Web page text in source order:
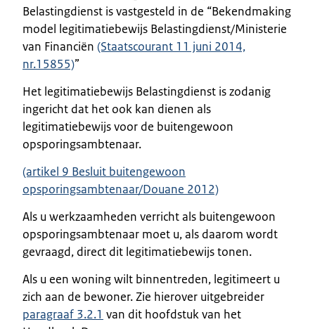
Belastingdienst is vastgesteld in de “Bekendmaking
model legitimatiebewijs Belastingdienst/Ministerie
van Financiën (Staatscourant 11 juni 2014,
nr.15855)”
Het legitimatiebewijs Belastingdienst is zodanig
ingericht dat het ook kan dienen als
legitimatiebewijs voor de buitengewoon
opsporingsambtenaar.
(artikel 9 Besluit buitengewoon
opsporingsambtenaar/Douane 2012)
Als u werkzaamheden verricht als buitengewoon
opsporingsambtenaar moet u, als daarom wordt
gevraagd, direct dit legitimatiebewijs tonen.
Als u een woning wilt binnentreden, legitimeert u
zich aan de bewoner. Zie hierover uitgebreider
paragraaf 3.2.1 van dit hoofdstuk van het